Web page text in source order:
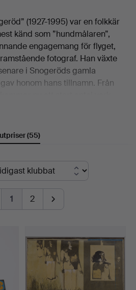
(1927-1995) var en folkkär
känd som ”hundmålaren”,
engagemang för flyget,
fotograf. Han växte
i Snogeröds gamla
honom hans tillnamn. Från
(55)
1 2